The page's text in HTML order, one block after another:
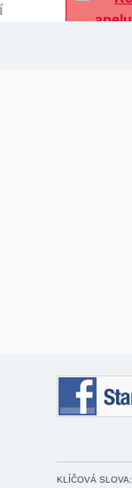
KLÍČOVÁ SLOVA: